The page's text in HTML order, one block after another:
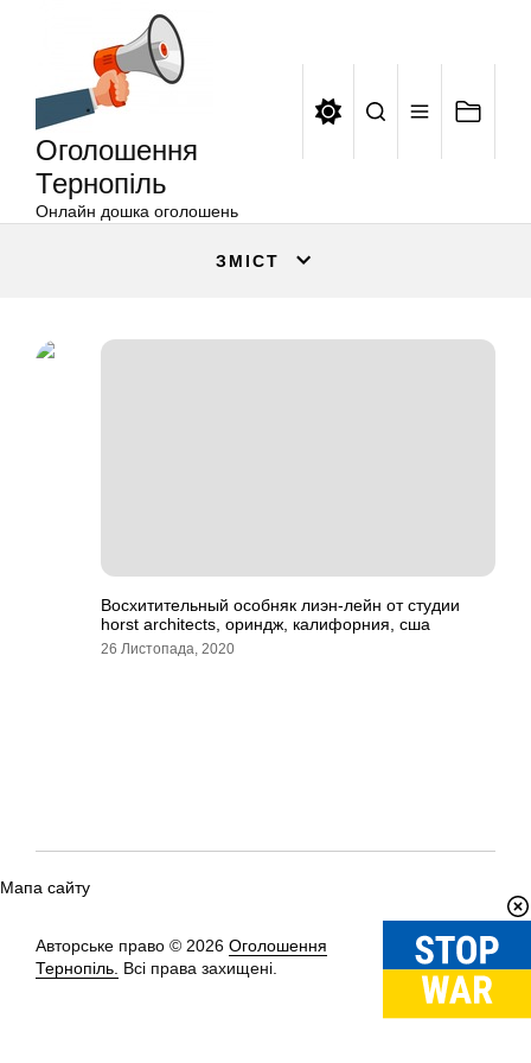
Оголошення
Тернопіль
Онлайн дошка оголошень
ЗМІСТ
Восхитительный особняк лиэн-лейн от студии
horst architects, ориндж, калифорния, сша
26 Листопада, 2020
Мапа сайту
Авторське право © 2026 Оголошення
Тернопіль. Всі права захищені.
Вгору↑